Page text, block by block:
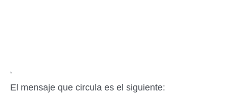
*
El mensaje que circula es el siguiente: